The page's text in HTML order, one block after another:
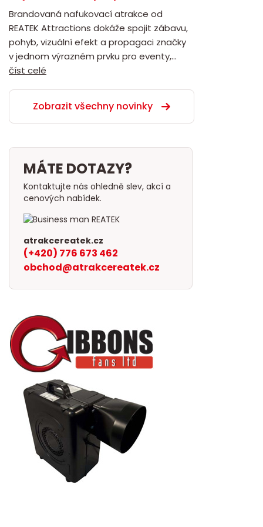
Brandovaná nafukovací atrakce od
REATEK Attractions dokáže spojit zábavu,
pohyb, vizuální efekt a propagaci značky
v jednom výrazném prvku pro eventy,...
číst celé
Zobrazit všechny novinky
MÁTE DOTAZY?
Kontaktujte nás ohledně slev, akcí a
cenových nabídek.
atrakcereatek.cz
(+420) 776 673 462
obchod@atrakcereatek.cz